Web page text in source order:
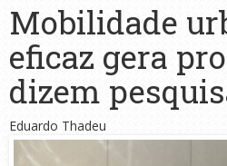
Mobilidade
eficaz gera
dizem
Eduardo Thadeu